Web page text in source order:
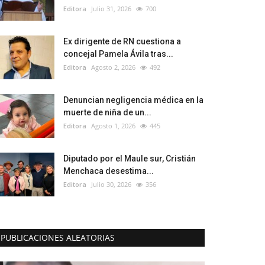
Editora Julio 31, 2026 700
Ex dirigente de RN cuestiona a
concejal Pamela Ávila tras...
Editora Agosto 2, 2026 492
Denuncian negligencia médica en la
muerte de niña de un...
Editora Agosto 1, 2026 445
Diputado por el Maule sur, Cristián
Menchaca desestima...
Editora Julio 30, 2026 356
PUBLICACIONES ALEATORIAS